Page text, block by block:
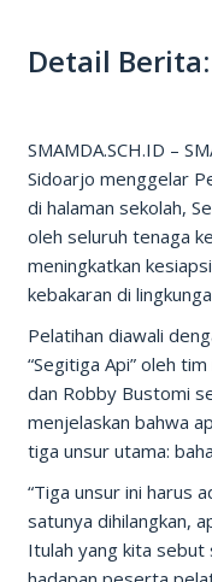
Detail Berita:
SMAMDA.SCH.ID –
Sidoarjo menggelar
di halaman sekolah,
oleh seluruh tenaga
meningkatkan
kebakaran di
Pelatihan diawali
“Segitiga Api” oleh
dan Robby Bustomi
menjelaskan bahwa
tiga unsur utama:
“Tiga unsur ini harus
satunya dihilangkan,
Itulah yang kita sebut